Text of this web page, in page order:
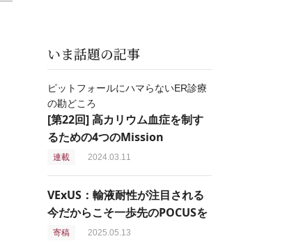
いま話題の記事
ピットフォールにハマらないER診療
の勘どころ
[第22回] 高カリウム血症を制す
るための4つのMission
連載 2024.03.11
VExUS：輸液耐性が注目される
今だからこそ一歩先のPOCUSを
寄稿 2025.05.13